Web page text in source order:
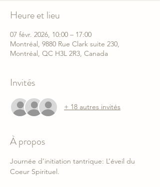
Heure et lieu
07 févr. 2026, 10:00 – 17:00
Montréal, 9880 Rue Clark suite 230,
Montréal, QC H3L 2R3, Canada
Invités
+ 18 autres invités
À propos
Journée d’initiation tantrique: L’éveil du
Coeur Spirituel.